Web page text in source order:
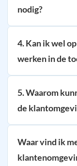
nodig?
4. Kan ik wel
werken in de
5. Waarom
de
Waar vind ik